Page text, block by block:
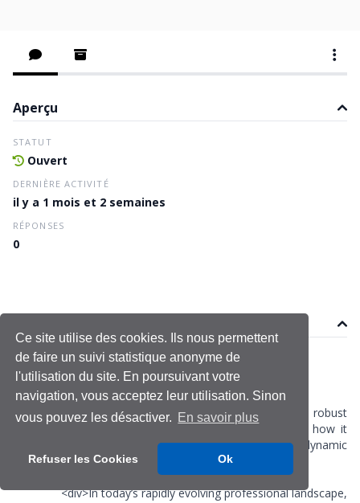
Ce site utilise des cookies. Ils nous permettent
de faire un suivi statistique anonyme de
l'utilisation du site. En poursuivant votre
navigation, vous acceptez leur utilisation. Sinon
vous pouvez les désactiver. En savoir plus
Refuser les Cookies Ok
Aperçu
STATUT
Ouvert
DERNIÈRE ACTIVITÉ
il y a 1 mois et 2 semaines
RÉPONSES
0
paul77
Le 24 juin 2026
Dernière modification le 24 juin 2026
<div>Explore the essential components of a robust
leadership development training program and how it
empowers professionals to thrive in dynamic
environments.</div>
<div>In today’s rapidly evolving professional landscape,